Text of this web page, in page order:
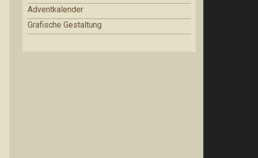
Adventkalender
Grafische Gestaltung